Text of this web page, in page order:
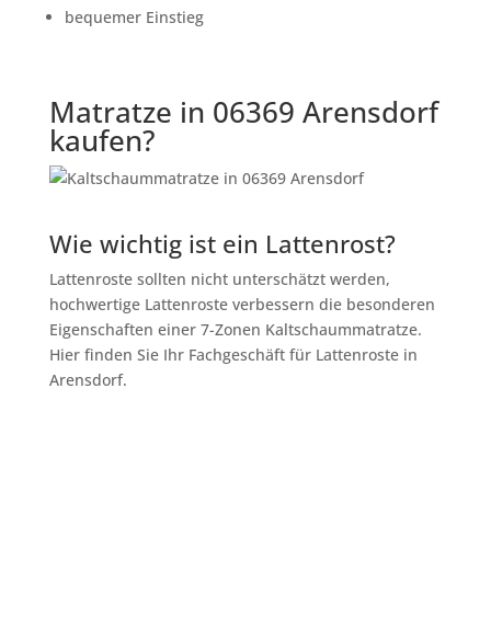
bequemer Einstieg
Matratze in 06369 Arensdorf
kaufen?
Wie wichtig ist ein Lattenrost?
Lattenroste sollten nicht unterschätzt werden,
hochwertige Lattenroste verbessern die besonderen
Eigenschaften einer 7-Zonen Kaltschaummatratze.
Hier finden Sie Ihr Fachgeschäft für Lattenroste in
Arensdorf.